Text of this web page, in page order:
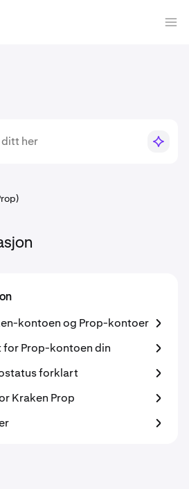
kontoen og Prop-kontoer
for Prop-kontoen din
forklart
Kraken Prop